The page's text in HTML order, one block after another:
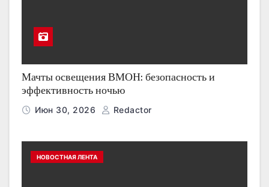
Мачты освещения ВМОН: безопасность и
эффективность ночью
Июн 30, 2026 Redactor
НОВОСТНАЯ ЛЕНТА